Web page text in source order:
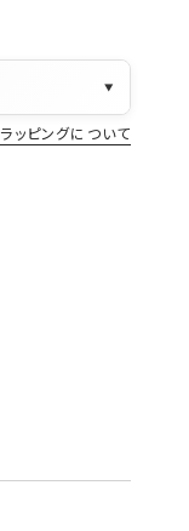
▼
ラッピングについて